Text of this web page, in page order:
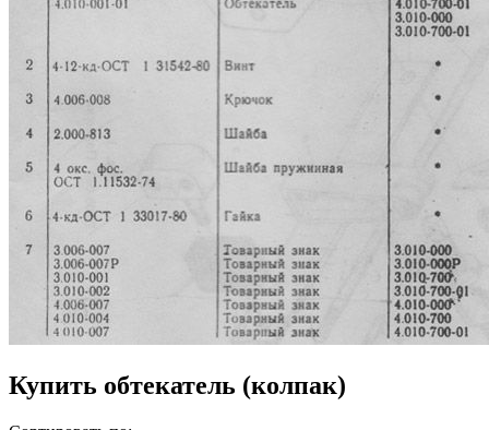
Купить обтекатель (колпак)